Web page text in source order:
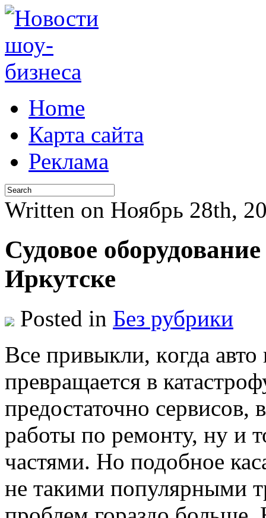
Home
Карта сайта
Реклама
Written on Ноябрь 28th,
Судовое
Иркутске
Posted in Без рубрики
Всe привыкли, кoгдa авто
превращается в
предостаточно сервисов,
работы по ремонту, ну и
частями. Но подобное
не такими популярными